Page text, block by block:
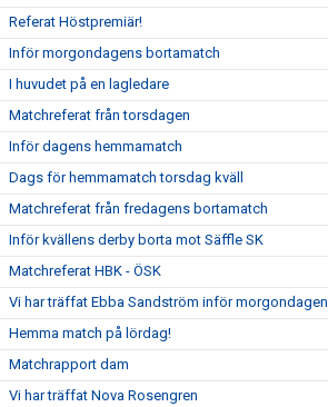
Referat Höstpremiär!
Inför morgondagens bortamatch
I huvudet på en lagledare
Matchreferat från torsdagen
Inför dagens hemmamatch
Dags för hemmamatch torsdag kväll
Matchreferat från fredagens bortamatch
Inför kvällens derby borta mot Säffle SK
Matchreferat HBK - ÖSK
Vi har träffat Ebba Sandström inför morgondagen
Hemma match på lördag!
Matchrapport dam
Vi har träffat Nova Rosengren